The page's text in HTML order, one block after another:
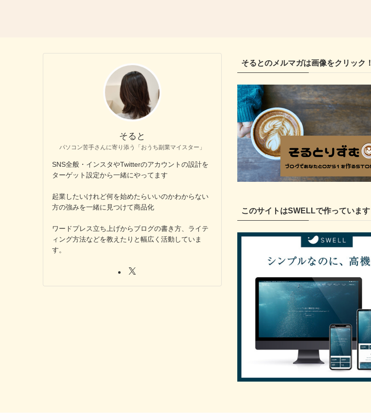
そると
パソコン苦手さんに寄り添う「おうち副業マイスター」
SNS全般・インスタやTwitterのアカウントの設計を
ターゲット設定から一緒にやってます
起業したいけれど何を始めたらいいのかわからない
方の強みを一緒に見つけて商品化
ワードプレス立ち上げからブログの書き方、ライテ
ィング方法などを教えたりと幅広く活動していま
す。
そるとのメルマガは画像をクリック！
このサイトはSWELLで作っています